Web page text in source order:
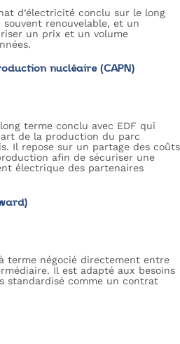
d’électricité conclu sur le long
renouvelable, et un
un prix et un volume
nucléaire (CAPN)
terme conclu avec EDF qui
de la production du parc
Il repose sur un partage des coûts
afin de sécuriser une
électrique des partenaires
terme négocié directement entre
Il est adapté aux besoins
standardisé comme un contrat